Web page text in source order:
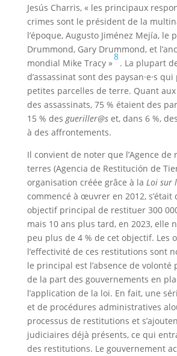
Jesús Charris, « les principaux
crimes sont le président de la
l’époque, Augusto Jiménez Mejía, le
Drummond, Gary Drummond, et
mondial Mike Tracy »
8
. La plupart
d’assassinat sont des paysan·e·s
petites parcelles de terre. Quant
des assassinats, 75 % étaient des
15 % desgueriller@set, dans 6 %,
à des affrontements.
Il convient de noter que l’Agence de
terres (Agencia de Restitución de
organisation créée grâce à la Loi sur
commencé à œuvrer en 2012, s’était
objectif principal de restituer 300
mais 10 ans plus tard, en 2023, elle
peu plus de 4 % de cet objectif. Les
l’effectivité de ces restitutions sont
le principal est l’absence de volonté
de la part des gouvernements en
l’application de la loi. En fait, une
et de procédures administratives
processus de restitutions et
judiciaires déjà présents, ce qui
des restitutions. Le gouvernement